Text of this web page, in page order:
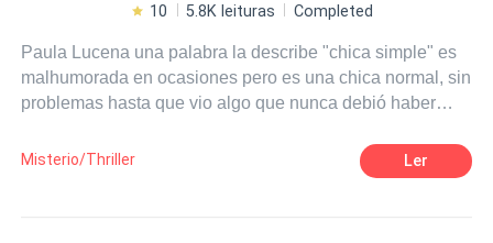
10 5.8K leituras Completed
Paula Lucena una palabra la describe "chica simple" es
malhumorada en ocasiones pero es una chica normal, sin
problemas hasta que vio algo que nunca debió haber
Paula no fue la excepción. Tiene un acosador
asesino
asesino?
Misterio/Thriller Ler